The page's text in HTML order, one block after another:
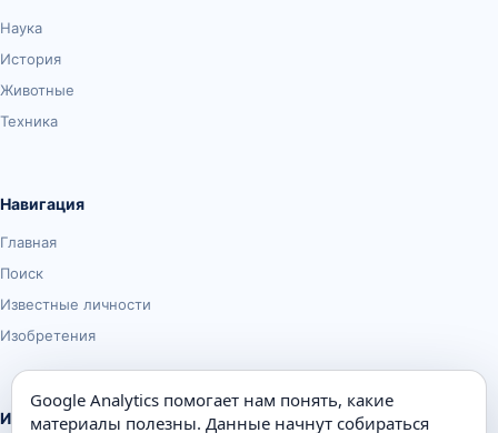
Наука
История
Животные
Техника
Навигация
Главная
Поиск
Известные личности
Изобретения
Информация
Google Analytics помогает нам понять, какие
материалы полезны. Данные начнут собираться